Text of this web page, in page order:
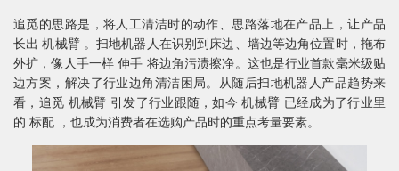
追觅的思路是，将人工清洁时的动作、思路落地在产品上，让产品
长出 机械臂 。扫地机器人在识别到床边、墙边等边角位置时，拖布
外扩，像人手一样 伸手 将边角污渍擦净。这也是行业首款毫米级贴
边方案，解决了行业边角清洁困局。从随后扫地机器人产品趋势来
看，追觅 机械臂 引发了行业跟随，如今 机械臂 已经成为了行业里
的 标配 ，也成为消费者在选购产品时的重点考量要素。